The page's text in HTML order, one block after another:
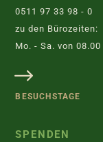
0511 97 33 98 - 0
zu den Bürozeiten:
Mo. - Sa. von
BESUCHSTAGE
SPENDEN